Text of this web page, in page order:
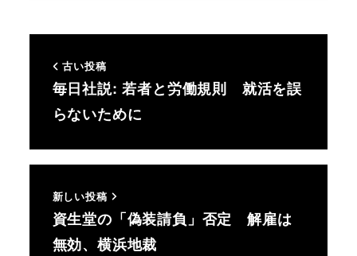
古い投稿
毎日社説: 若者と労働規則 就活を誤
らないために
新しい投稿
資生堂の「偽装請負」否定 解雇は
無効、横浜地裁